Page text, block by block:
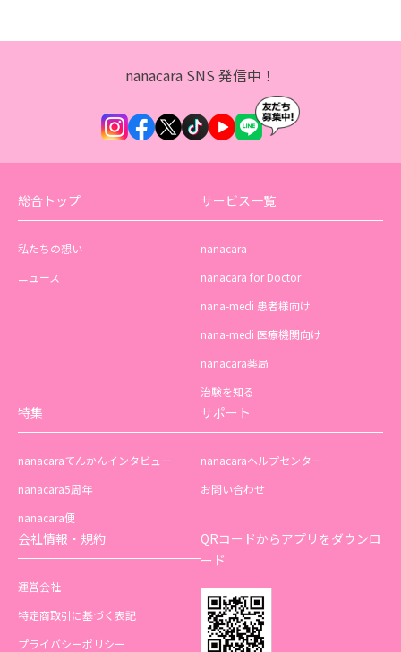
nanacara SNS 発信中！
総合トップ
私たちの想い
ニュース
サービス一覧
nanacara
nanacara for Doctor
nana-medi 患者様向け
nana-medi 医療機関向け
nanacara薬局
治験を知る
特集
nanacaraてんかんインタビュー
nanacara5周年
nanacara便
サポート
nanacaraヘルプセンター
お問い合わせ
会社情報・規約
運営会社
特定商取引に基づく表記
プライバシーポリシー
QRコードからアプリをダウンロ
ード